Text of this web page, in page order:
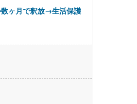
ヶ月で釈放→生活保護